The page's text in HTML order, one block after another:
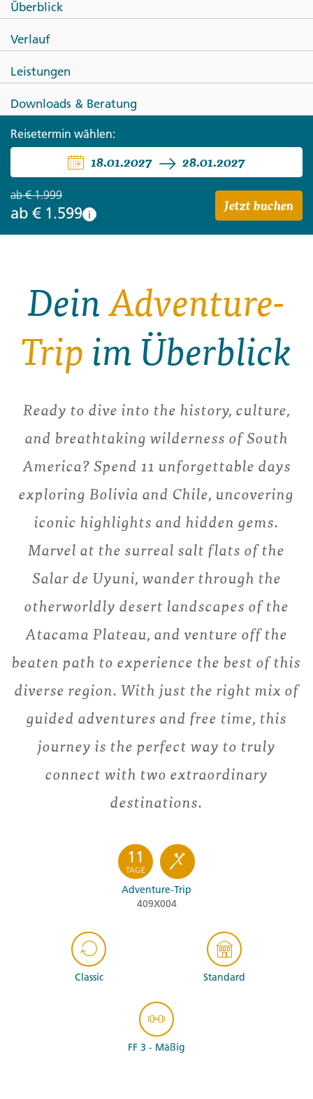
Südamerika -La Paz, Santiago &
Überblick
Verlauf
Leistungen
Downloads & Beratung
Reisetermin wählen:
18.01.2027 28.01.2027
ab€ 1.999
ab € 1.599 i Jetzt buchen
DeinAdventure-
Trip im Überblick
Ready to dive into the history, culture,
and breathtaking wilderness of South
America? Spend 11 unforgettable days
exploring Bolivia and Chile, uncovering
iconic highlights and hidden gems.
Marvel at the surreal salt flats of the
Salar de Uyuni, wander through the
otherworldly desert landscapes of the
Atacama Plateau, and venture off the
beaten path to experience the best of this
diverse region. With just the right mix of
guided adventures and free time, this
journey is the perfect way to truly
connect with two extraordinary
destinations.
11
TAGE
Adventure-Trip
409X004
Classic Standard
FF 3 - Mäßig